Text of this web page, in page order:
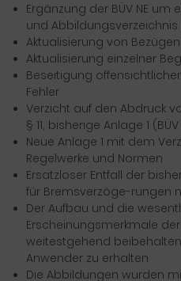
Ergänzung der BÜV NE
und Abbildungsverzeichnis
Aktualisierung von
Aktualisierung einzelner
Beseitigung
Fehler
Verzicht auf den Abdruck
§ 11, bisherige Anlage 1
Neue Anlage 1 mit dem
Regelwerke und Normen
Ersatzloser Entfall der
für Bremsverzöge-rungen
Der Aufbau und die
Erscheinungsmerkmale
weitestgehend
Anwender zu erhalten
Die Abbildungen wurden